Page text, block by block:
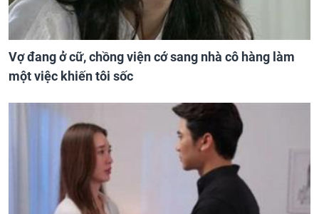
Vợ đang ở cữ, chồng viện cớ sang nhà cô hàng làm
một việc khiến tôi sốc